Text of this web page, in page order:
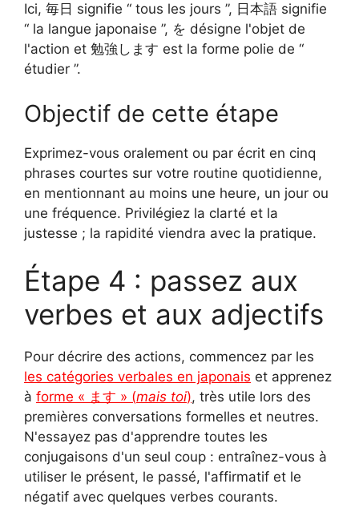
Ici, 毎日 signifie “ tous les jours ”, 日本語 signifie
“ la langue japonaise ”, を désigne l'objet de
l'action et 勉強します est la forme polie de “
étudier ”.
Objectif de cette étape
Exprimez-vous oralement ou par écrit en cinq
phrases courtes sur votre routine quotidienne,
en mentionnant au moins une heure, un jour ou
une fréquence. Privilégiez la clarté et la
justesse ; la rapidité viendra avec la pratique.
Étape 4 : passez aux
verbes et aux adjectifs
Pour décrire des actions, commencez par les
les catégories verbales en japonais et apprenez
à forme « ます » (mais toi), très utile lors des
premières conversations formelles et neutres.
N'essayez pas d'apprendre toutes les
conjugaisons d'un seul coup : entraînez-vous à
utiliser le présent, le passé, l'affirmatif et le
négatif avec quelques verbes courants.